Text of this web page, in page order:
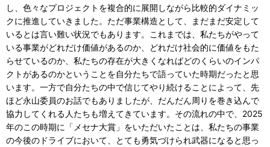
し、色々なプロジェクトを複合的に展開しながら比較的ダイナミッ
クに推進していきました。ただ事業構造として、まだまだ安定して
いるとは言い難い状況でもあります。これまでは、私たちがやって
いる事業がどれだけ価値があるのか、どれだけ社会的に価値をもた
らせているのか、私たちの存在が大きくなればどのくらいのインパ
クトがあるのかということを自分たちで語っていた時期だったと思
います。一方で自分たちの中で信じてやり続けることによって、先
ほど永山委員のお話でもありましたが、だんだん周りを巻き込んで
協力してくれる人たちも増えてきています。その流れの中で、2025
年のこの時期に「メセナ大賞」をいただいたことは、私たちの事業
の今後のドライブにおいて、とても勇気づけられ武器になると思っ